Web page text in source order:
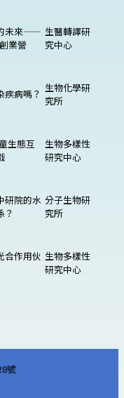
未來——
業營
生醫轉譯研
究中心
疾病嗎？ 生物化學研
究所
生態互
生物多樣性
研究中心
研院的水
？
分子生物研
究所
合作用伙 生物多樣性
研究中心
號